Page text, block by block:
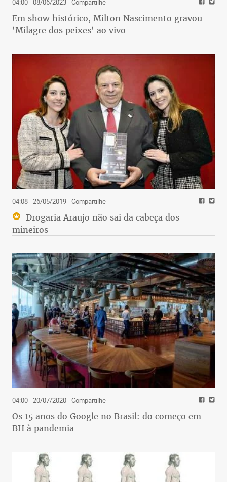
04:00 - 08/06/2023- Compartilhe
Em show histórico, Milton Nascimento gravou
'Milagre dos peixes' ao vivo
04:08 - 26/05/2019- Compartilhe
Drogaria Araujo não sai da cabeça dos
mineiros
04:00 - 20/07/2020- Compartilhe
Os 15 anos do Google no Brasil: do começo em
BH à pandemia